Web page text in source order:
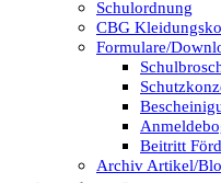
Schulordnung
CBG
Formulare/
Beitritt
Archiv Artikel/